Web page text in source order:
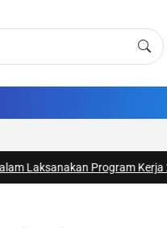
Program Kerja 2026|#3 -